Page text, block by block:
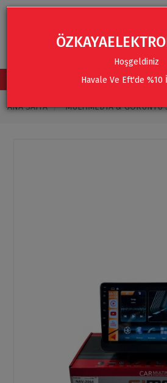
TÜM KATEGORİLER
ANA SAYFA MULTIMEDYA & GÖRÜNTÜ
Hoşgeldiniz
Havale Ve Eft'de %10